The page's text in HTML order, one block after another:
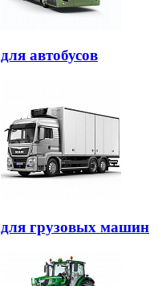
для автобусов
для грузовых машин